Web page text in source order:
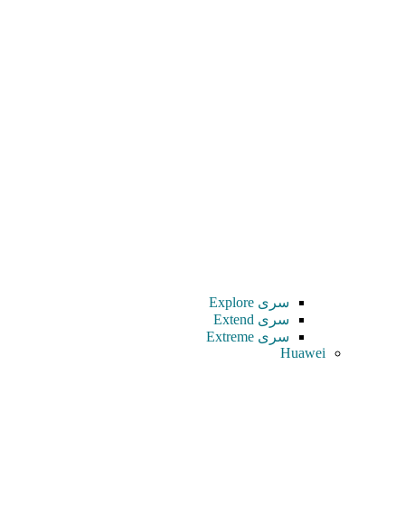
سری Explore
سری Extend
سری Extreme
Huawei